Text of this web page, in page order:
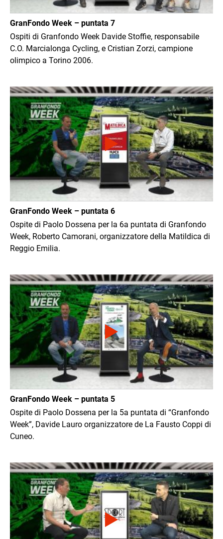
GranFondo Week – puntata 7
Ospiti di Granfondo Week Davide Stoffie, responsabile
C.O. Marcialonga Cycling, e Cristian Zorzi, campione
olimpico a Torino 2006.
Immagine
GranFondo Week – puntata 6
Ospite di Paolo Dossena per la 6a puntata di Granfondo
Week, Roberto Camorani, organizzatore della Matildica di
Reggio Emilia.
Immagine
GranFondo Week – puntata 5
Ospite di Paolo Dossena per la 5a puntata di “Granfondo
Week”, Davide Lauro organizzatore de La Fausto Coppi di
Cuneo.
Immagine